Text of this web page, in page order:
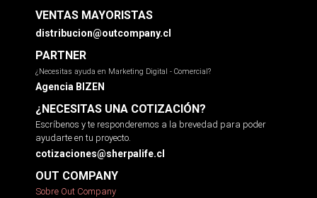
VENTAS MAYORISTAS
distribucion@outcompany.cl
PARTNER
¿Necesitas ayuda en Marketing Digital - Comercial?
Agencia BIZEN
¿NECESITAS UNA COTIZACIÓN?
Escríbenos y te responderemos a la brevedad para poder
ayudarte en tu proyecto.
cotizaciones@sherpalife.cl
OUT COMPANY
Sobre Out Company